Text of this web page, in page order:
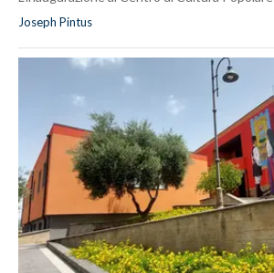
Joseph Pintus